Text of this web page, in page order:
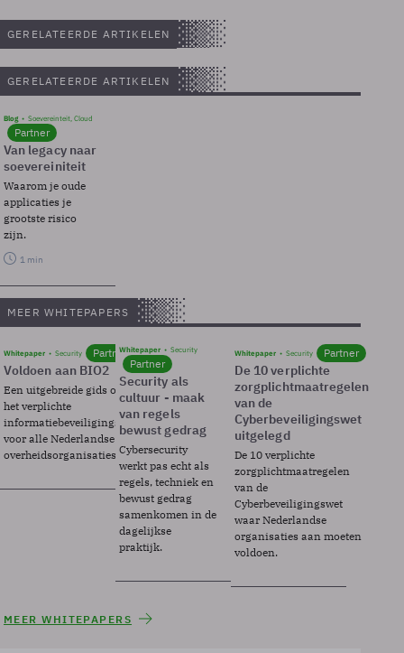
GERELATEERDE ARTIKELEN
GERELATEERDE ARTIKELEN
Blog Soevereinteit, Cloud
Partner
Van legacy naar
soevereiniteit
Waarom je oude
applicaties je
grootste risico
zijn.
1 min
MEER WHITEPAPERS
Whitepaper Security Partner
Voldoen aan BIO2
Een uitgebreide gids over BIO2,
het verplichte
informatiebeveiligingsframework
voor alle Nederlandse
overheidsorganisaties.
Whitepaper Security
Partner
Security als
cultuur - maak
van regels
bewust gedrag
Cybersecurity
werkt pas echt als
regels, techniek en
bewust gedrag
samenkomen in de
dagelijkse
praktijk.
Whitepaper Security Partner
De 10 verplichte
zorgplichtmaatregelen
van de
Cyberbeveiligingswet
uitgelegd
De 10 verplichte
zorgplichtmaatregelen
van de
Cyberbeveiligingswet
waar Nederlandse
organisaties aan moeten
voldoen.
MEER WHITEPAPERS